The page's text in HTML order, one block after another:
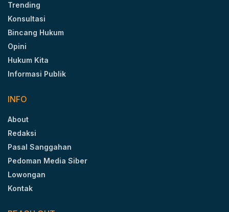
Trending
Konsultasi
Bincang Hukum
Opini
Hukum Kita
Informasi Publik
INFO
About
Redaksi
Pasal Sanggahan
Pedoman Media Siber
Lowongan
Kontak